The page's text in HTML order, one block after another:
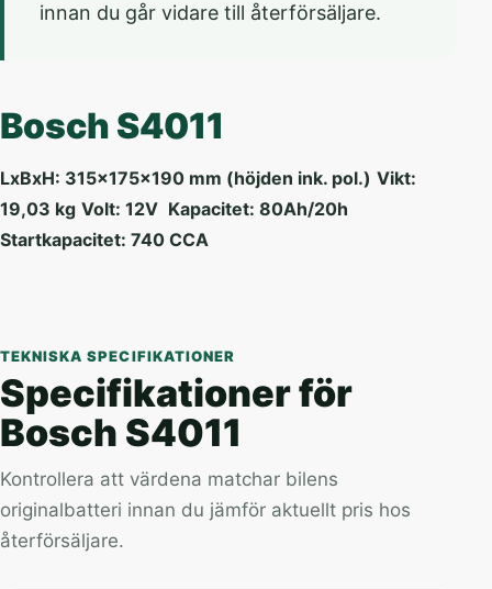
innan du går vidare till återförsäljare.
Bosch S4011
LxBxH: 315x175x190 mm (höjden ink. pol.) Vikt:
19,03 kg Volt: 12V Kapacitet: 80Ah/20h
Startkapacitet: 740 CCA
TEKNISKA SPECIFIKATIONER
Specifikationer för
Bosch S4011
Kontrollera att värdena matchar bilens
originalbatteri innan du jämför aktuellt pris hos
återförsäljare.